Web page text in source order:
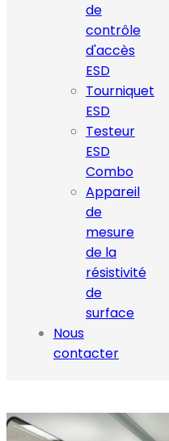
de
contrôle
d'accès
ESD
Tourniquet
ESD
Testeur
ESD
Combo
Appareil
de
mesure
de la
résistivité
de
surface
Nous
contacter